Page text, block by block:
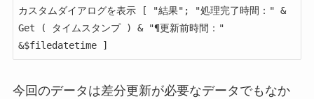
カスタムダイアログを表示 [ "結果"; "処理完了時間：" &
Get ( タイムスタンプ ) & "¶更新前時間："
&$filedatetime ]
今回のデータは差分更新が必要なデータでもなか